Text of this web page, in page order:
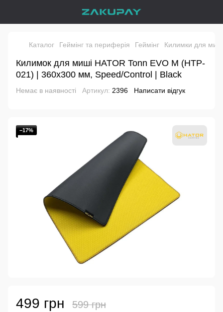
Каталог Геймінг та периферія Геймінг Килимки для
Килимок для миші HATOR Tonn EVO M (HTP-
021) | 360x300 мм, Speed/Control | Black
Немає в наявності Артикул: 2396 Написати відгук
−17%
499 грн 599 грн